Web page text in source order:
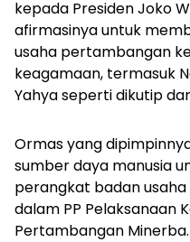
kepada Presiden Joko
afirmasinya untuk
usaha pertambangan
keagamaan, termasuk
Yahya seperti dikutip
Ormas yang
sumber daya manusia
perangkat badan
dalam PP Pelaksanaan
Pertambangan Minerba.